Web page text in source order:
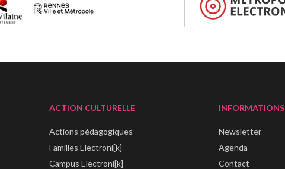
ACTION CULTURELLE
Actions pédagogiques
Familles Electroni[k]
Campus Electroni[k]
INFORMATIONS
Newsletter
Agenda
Contact